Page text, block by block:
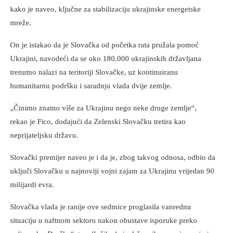
kako je naveo, ključne za stabilizaciju ukrajinske energetske
mreže.
On je istakao da je Slovačka od početka rata pružala pomoć
Ukrajini, navodeći da se oko 180.000 ukrajinskih državljana
trenutno nalazi na teritoriji Slovačke, uz kontinuiranu
humanitarnu podršku i saradnju vlada dvije zemlje.
„Činimo znatno više za Ukrajinu nego neke druge zemlje“,
rekao je Fico, dodajući da Zelenski Slovačku tretira kao
neprijateljsku državu.
Slovački premijer naveo je i da je, zbog takvog odnosa, odbio da
uključi Slovačku u najnoviji vojni zajam za Ukrajinu vrijedan 90
milijardi evra.
Slovačka vlada je ranije ove sedmice proglasila vanrednu
situaciju u naftnom sektoru nakon obustave isporuke preko